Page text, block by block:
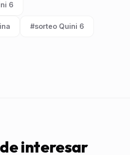
6
Etiqueta:
#sorteo Quini 6
interesar